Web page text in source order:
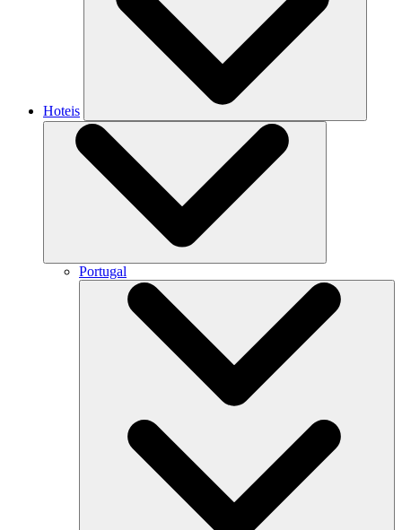
Hoteis
Portugal